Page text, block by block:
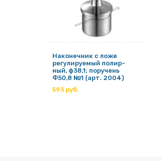
Наконечник с ложе
регулируемый полир-
ный, ф38,1; поручень
Ф50,8 №1 (арт. 2004)
593 руб.